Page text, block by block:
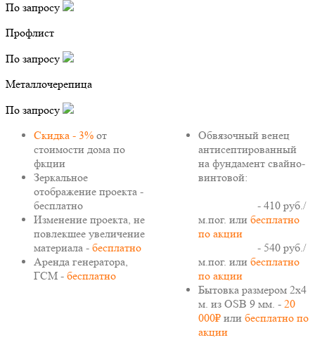
По запросу
Профлист
По запросу
Металлочерепица
По запросу
Скидка - 3% от
стоимости дома по
фкции
Зеркальное
отображение проекта -
бесплатно
Изменение проекта, не
повлекшее увеличение
материала - бесплатно
Аренда генератора,
ГСМ - бесплатно
Обвязочный венец
антисептированный
на фундамент свайно-
винтовой:
- 410 руб./
м.пог. или бесплатно
по акции
- 540 руб./
м.пог. или бесплатно
по акции
Бытовка размером 2х4
м. из OSB 9 мм. - 20
000₽или бесплатно по
акции